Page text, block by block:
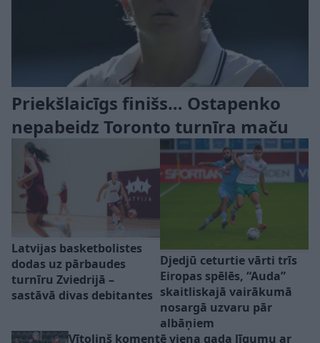
Priekšlaicīgs finišs… Ostapenko
nepabeidz Toronto turnīra maču
Latvijas basketbolistes
dodas uz pārbaudes
turnīru Zviedrijā –
sastāvā divas debitantes
Djedjū ceturtie vārti trīs
Eiropas spēlēs, “Auda”
skaitliskajā vairākumā
nosargā uzvaru pār
albāņiem
Vītoliņš komentē viena gada līgumu ar